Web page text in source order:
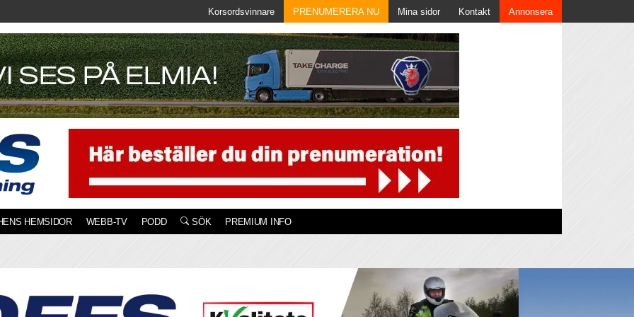
Korsordsvinnare PRENUMERERA NU Mina sidor Kontakt Annonsera
HEMSIDOR WEBB-TV PODD SÖK PREMIUM INFO